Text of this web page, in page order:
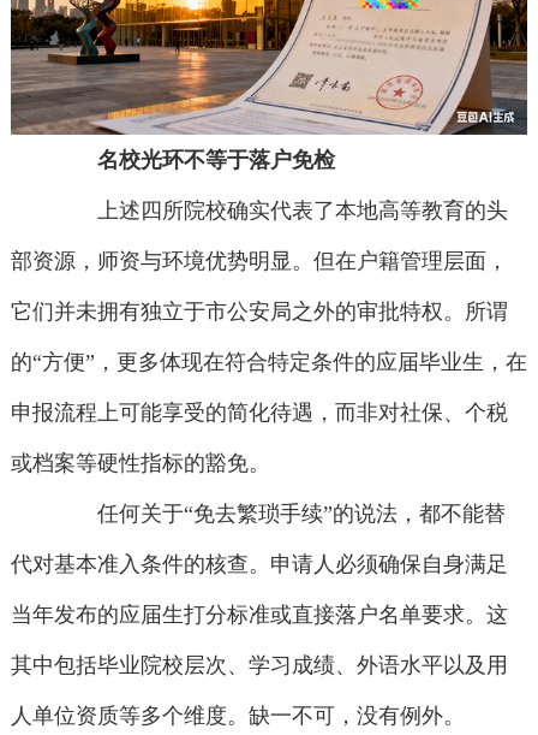
名校光环不等于落户免检
上述四所院校确实代表了本地高等教育的头
部资源，师资与环境优势明显。但在户籍管理层面，
它们并未拥有独立于市公安局之外的审批特权。所谓
的“方便”，更多体现在符合特定条件的应届毕业生，在
申报流程上可能享受的简化待遇，而非对社保、个税
或档案等硬性指标的豁免。
任何关于“免去繁琐手续”的说法，都不能替
代对基本准入条件的核查。申请人必须确保自身满足
当年发布的应届生打分标准或直接落户名单要求。这
其中包括毕业院校层次、学习成绩、外语水平以及用
人单位资质等多个维度。缺一不可，没有例外。